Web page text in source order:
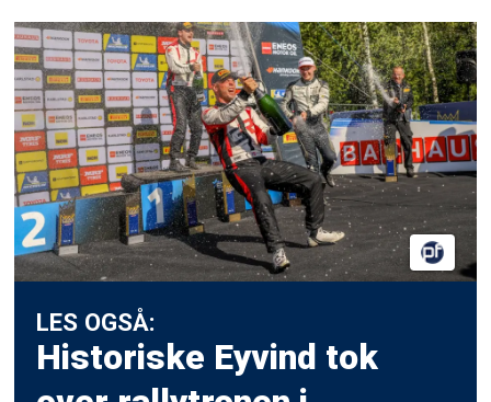
LES OGSÅ:
Historiske Eyvind tok